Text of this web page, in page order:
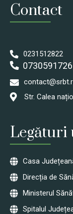
Contact
0231512822
0730591726
Str. Calea
Legături
Casa
Direcția de
Ministerul
Spitalul